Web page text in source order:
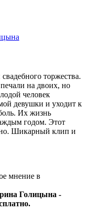
торжества.
на двоих, но
человек
девушки и уходит к
Их жизнь
годом. Этот
Шикарный клип и
мнение в
Голицына -